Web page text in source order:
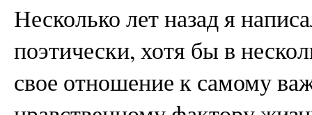
Несколько лет назад я
поэтически, хотя бы в
свое отношение к самому